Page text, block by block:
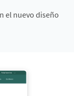
el nuevo diseño